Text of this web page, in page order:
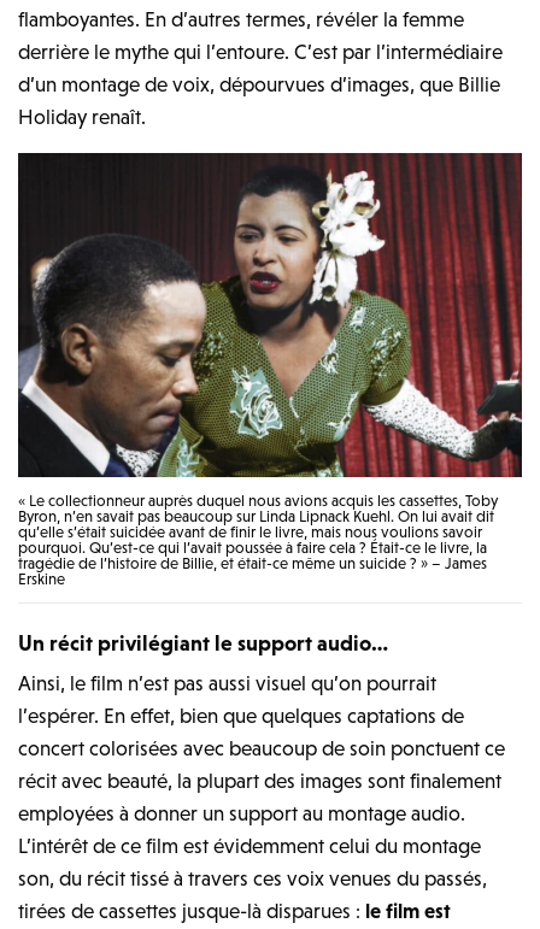
flamboyantes. En d’autres termes, révéler la femme
derrière le mythe qui l’entoure. C’est par l’intermédiaire
d’un montage de voix, dépourvues d’images, que Billie
Holiday renaît.
« Le collectionneur auprès duquel nous avions acquis les cassettes, Toby
Byron, n’en savait pas beaucoup sur Linda Lipnack Kuehl. On lui avait dit
qu’elle s’était suicidée avant de finir le livre, mais nous voulions savoir
pourquoi. Qu’est-ce qui l’avait poussée à faire cela ? Était-ce le livre, la
tragédie de l’histoire de Billie, et était-ce même un suicide ? » – James
Erskine
Un récit privilégiant le support audio…
Ainsi, le film n’est pas aussi visuel qu’on pourrait
l’espérer. En effet, bien que quelques captations de
concert colorisées avec beaucoup de soin ponctuent ce
récit avec beauté, la plupart des images sont finalement
employées à donner un support au montage audio.
L’intérêt de ce film est évidemment celui du montage
son, du récit tissé à travers ces voix venues du passés,
tirées de cassettes jusque-là disparues : le film est